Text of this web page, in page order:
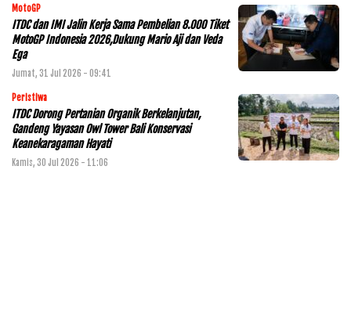
MotoGP
ITDC dan IMI Jalin Kerja Sama Pembelian 8.000 Tiket
MotoGP Indonesia 2026,Dukung Mario Aji dan Veda
Ega
Jumat, 31 Jul 2026 - 09:41
Peristiwa
ITDC Dorong Pertanian Organik Berkelanjutan,
Gandeng Yayasan Owl Tower Bali Konservasi
Keanekaragaman Hayati
Kamis, 30 Jul 2026 - 11:06